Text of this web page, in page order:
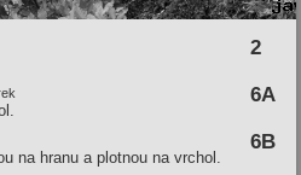
2
6A
6B
na hranu a plotnou na vrchol.